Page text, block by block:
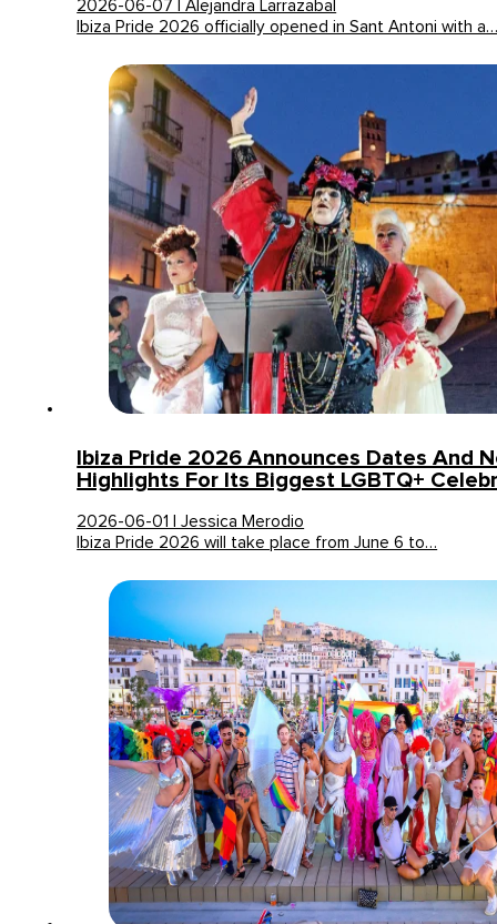
2026-06-07 | Alejandra Larrazabal
Ibiza Pride 2026 officially opened in Sant Antoni with
Ibiza Pride 2026 Announces Dates And
Highlights For Its Biggest LGBTQ+
2026-06-01 | Jessica Merodio
Ibiza Pride 2026 will take place from June 6 to…